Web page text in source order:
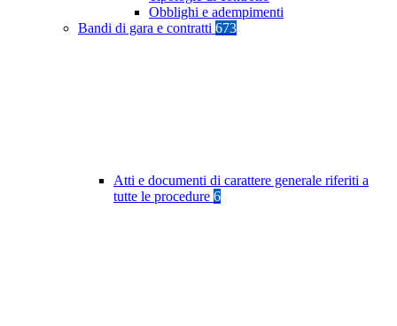
Obblighi e adempimenti
Bandi di gara e contratti 673
Atti e documenti di carattere generale riferiti a
tutte le procedure 6